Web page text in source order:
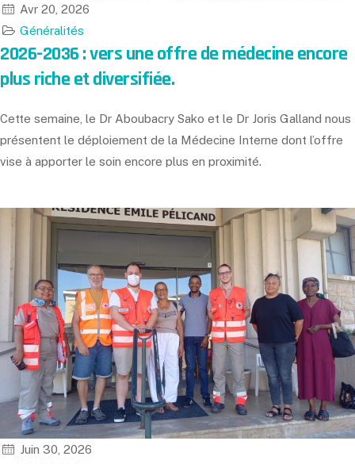
Avr 20, 2026
Généralités
2026-2036 : vers une offre de médecine encore
plus riche et diversifiée.
Cette semaine, le Dr Aboubacry Sako et le Dr Joris Galland nous
présentent le déploiement de la Médecine Interne dont l’offre
vise à apporter le soin encore plus en proximité.
Juin 30, 2026